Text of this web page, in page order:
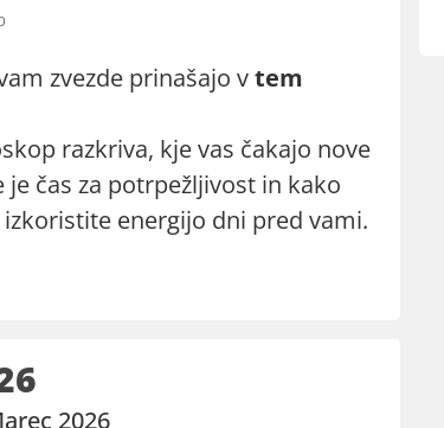
zvezde prinašajo vtem
razkriva, kje vas čakajo nove
čas za potrpežljivost in kako
energijo dni pred vami.
2026